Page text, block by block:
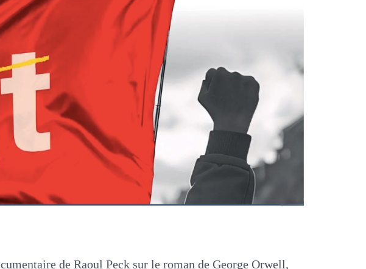
de Raoul Peck sur le roman de George Orwell,